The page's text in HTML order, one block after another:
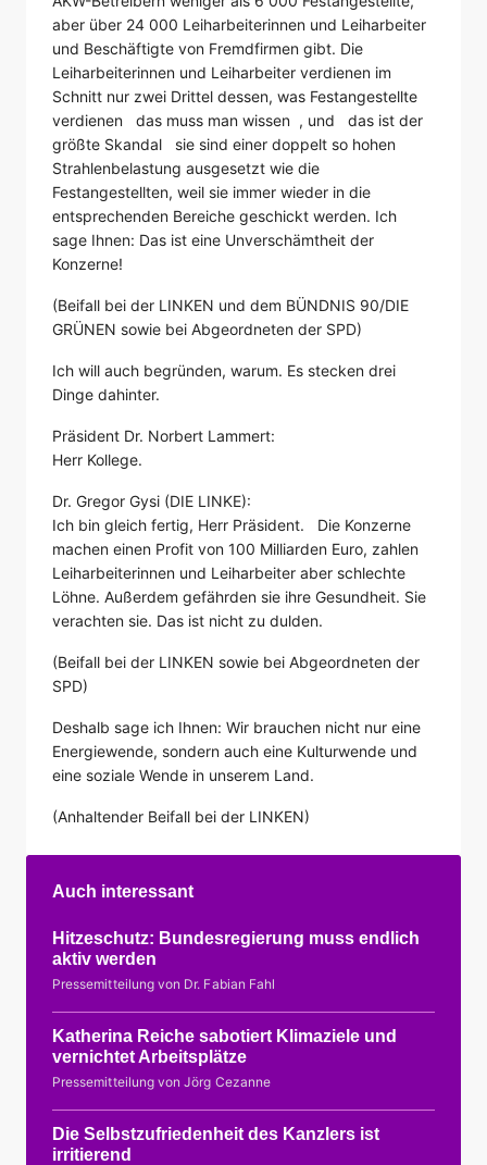
aber über 24 000 Leiharbeiterinnen und Leiharbeiter
und Beschäftigte von Fremdfirmen gibt. Die
Leiharbeiterinnen und Leiharbeiter verdienen im
Schnitt nur zwei Drittel dessen, was Festangestellte
verdienen das muss man wissen , und das ist der
größte Skandal sie sind einer doppelt so hohen
Strahlenbelastung ausgesetzt wie die
Festangestellten, weil sie immer wieder in die
entsprechenden Bereiche geschickt werden. Ich
sage Ihnen: Das ist eine Unverschämtheit der
Konzerne!
(Beifall bei der LINKEN und dem BÜNDNIS 90/DIE
GRÜNEN sowie bei Abgeordneten der SPD)
Ich will auch begründen, warum. Es stecken drei
Dinge dahinter.
Präsident Dr. Norbert Lammert:
Herr Kollege.
Dr. Gregor Gysi (DIE LINKE):
Ich bin gleich fertig, Herr Präsident. Die Konzerne
machen einen Profit von 100 Milliarden Euro, zahlen
Leiharbeiterinnen und Leiharbeiter aber schlechte
Löhne. Außerdem gefährden sie ihre Gesundheit. Sie
verachten sie. Das ist nicht zu dulden.
(Beifall bei der LINKEN sowie bei Abgeordneten der
SPD)
Deshalb sage ich Ihnen: Wir brauchen nicht nur eine
Energiewende, sondern auch eine Kulturwende und
eine soziale Wende in unserem Land.
(Anhaltender Beifall bei der LINKEN)
Auch interessant
Hitzeschutz: Bundesregierung muss endlich
aktiv werden
Pressemitteilung von Dr. Fabian Fahl
Katherina Reiche sabotiert Klimaziele und
vernichtet Arbeitsplätze
Pressemitteilung von Jörg Cezanne
Die Selbstzufriedenheit des Kanzlers ist
irritierend